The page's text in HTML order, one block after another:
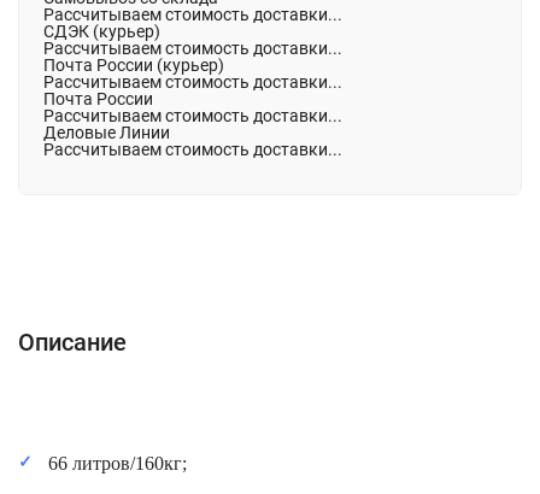
Рассчитываем стоимость доставки...
СДЭК (курьер)
Рассчитываем стоимость доставки...
Почта России (курьер)
Рассчитываем стоимость доставки...
Почта России
Рассчитываем стоимость доставки...
Деловые Линии
Рассчитываем стоимость доставки...
Описание
66 литров/160кг;